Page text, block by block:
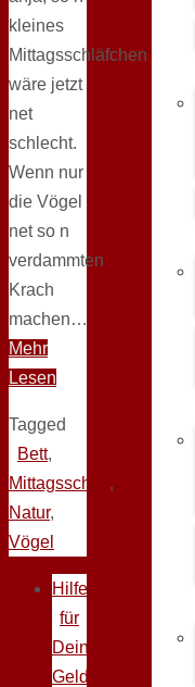
kleines
Mittagsschläfchen
wäre jetzt
net
schlecht.
Wenn nur
die Vögel
net so n
verdammten
Krach
machen…
Mehr
Lesen
Tagged
Bett,
Mittagsschlaf ,
Natur,
Vögel
Hilfe
für
Deine
Geldprobleme